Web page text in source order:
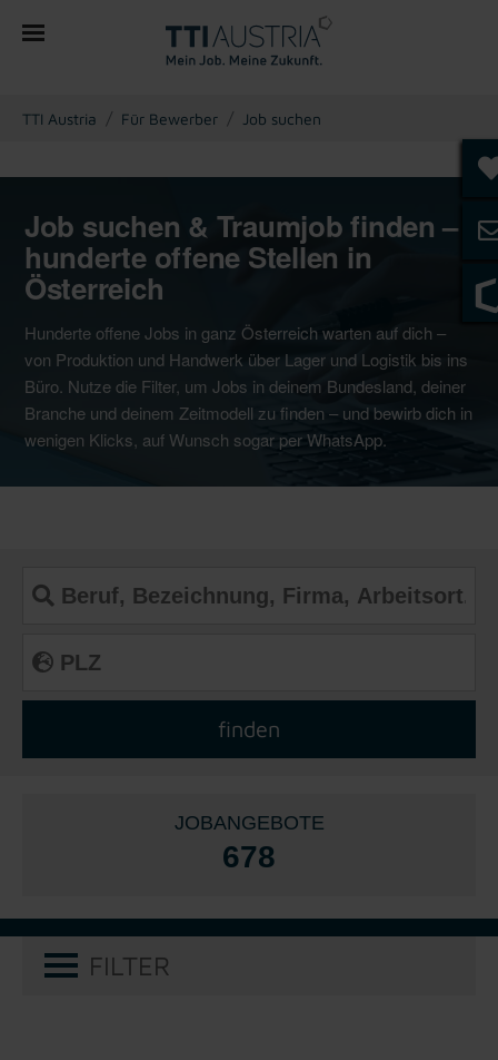
You are here:
TTI Austria Für Bewerber Job suchen
Job suchen & Traumjob finden –
hunderte offene Stellen in
Österreich
Hunderte offene Jobs in ganz Österreich warten auf dich –
von Produktion und Handwerk über Lager und Logistik bis ins
Büro. Nutze die Filter, um Jobs in deinem Bundesland, deiner
Branche und deinem Zeitmodell zu finden – und bewirb dich in
wenigen Klicks, auf Wunsch sogar per WhatsApp.
JOBANGEBOTE
678
FILTER